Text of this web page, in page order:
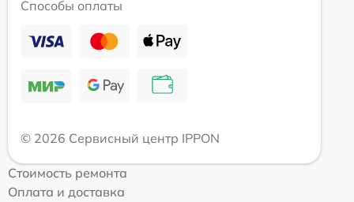
Способы оплаты
© 2026 Сервисный центр IPPON
Стоимость ремонта
Оплата и доставка